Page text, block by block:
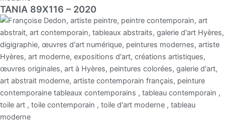
TANIA 89X116 – 2020